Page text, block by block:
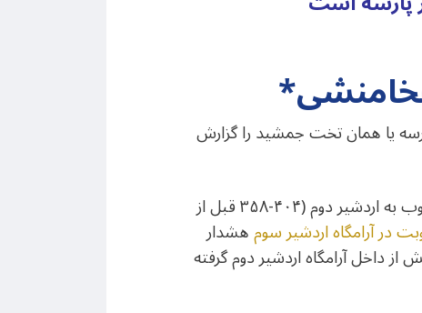
یا همان تخت جمشید را گزارش
به گزارش ایسنا، بر سینه کوه مهر (رحمت) دو آرامگاه مشرف به محوطه تخت جمشید (پارسه) منسوب به اردشیر دوم (۴۰۴-۳۵۸ قبل از
در آرامگاه اردشیر سومهشدار
داخل آرامگاه اردشیر دوم گرفته